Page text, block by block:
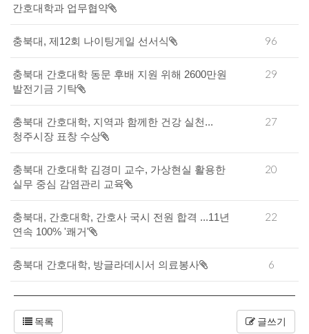
간호대학과 업무협약
충북대, 제12회 나이팅게일 선서식 96
충북대 간호대학 동문 후배 지원 위해 2600만원
발전기금 기탁
29
충북대 간호대학, 지역과 함께한 건강 실천...
청주시장 표창 수상
27
충북대 간호대학 김경미 교수, 가상현실 활용한
실무 중심 감염관리 교육
20
충북대, 간호대학, 간호사 국시 전원 합격 ...11년
연속 100% '쾌거'
22
충북대 간호대학, 방글라데시서 의료봉사 6
목록 글쓰기